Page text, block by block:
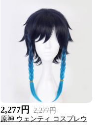
2,277円
2,277円
原神 ウェンティ コスプレウ